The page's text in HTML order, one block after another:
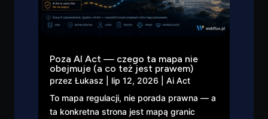
Poza AI Act — czego ta mapa nie
obejmuje (a co też jest prawem)
przez Łukasz lip 12, 2026
Ai Act
To mapa regulacji, nie porada prawna — a
ta konkretna strona jest mapą granic